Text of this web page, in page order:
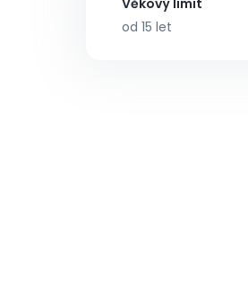
Věkový limit
od 15 let